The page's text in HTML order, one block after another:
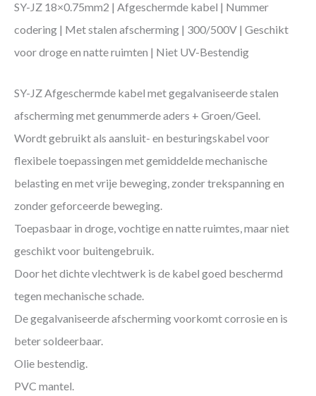
SY-JZ 18×0.75mm2 | Afgeschermde kabel | Nummer
codering | Met stalen afscherming | 300/500V | Geschikt
voor droge en natte ruimten | Niet UV-Bestendig
SY-JZ Afgeschermde kabel met gegalvaniseerde stalen
afscherming met genummerde aders + Groen/Geel.
Wordt gebruikt als aansluit- en besturingskabel voor
flexibele toepassingen met gemiddelde mechanische
belasting en met vrije beweging, zonder trekspanning en
zonder geforceerde beweging.
Toepasbaar in droge, vochtige en natte ruimtes, maar niet
geschikt voor buitengebruik.
Door het dichte vlechtwerk is de kabel goed beschermd
tegen mechanische schade.
De gegalvaniseerde afscherming voorkomt corrosie en is
beter soldeerbaar.
Olie bestendig.
PVC mantel.